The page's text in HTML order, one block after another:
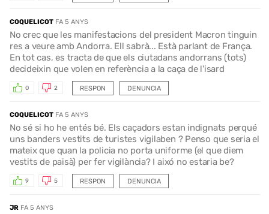
COQUELICOT FA 5 ANYS
No crec que les manifestacions del president Macron tinguin
res a veure amb Andorra. Ell sabrà... Està parlant de França.
En tot cas, es tracta de que els ciutadans andorrans (tots)
decideixin que volen en referència a la caça de l'isard
RESPON
0 2 DENUNCIA
COQUELICOT FA 5 ANYS
No sé si ho he entés bé. Els caçadors estan indignats perqué
uns banders vestits de turistes vigilaben ? Penso que seria el
mateix que quan la policia no porta uniforme (el que diem
vestits de paisà) per fer vigilància? I aixó no estaria be?
RESPON
9 5 DENUNCIA
JR FA 5 ANYS